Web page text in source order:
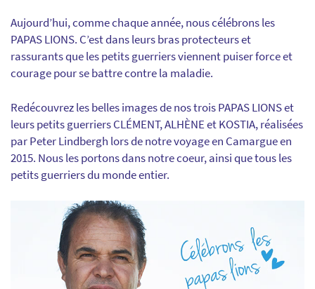
Aujourd’hui, comme chaque année, nous célébrons les
PAPAS LIONS. C’est dans leurs bras protecteurs et
rassurants que les petits guerriers viennent puiser force et
courage pour se battre contre la maladie.
Redécouvrez les belles images de nos trois PAPAS LIONS et
leurs petits guerriers CLÉMENT, ALHÈNE et KOSTIA, réalisées
par Peter Lindbergh lors de notre voyage en Camargue en
2015. Nous les portons dans notre coeur, ainsi que tous les
petits guerriers du monde entier.